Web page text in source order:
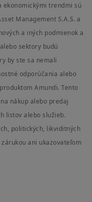
ekonomickými trendmi sú
Management S.A.S. a
a iných podmienok a
sektory budú
by ste sa nemali
odporúčania alebo
Amundi. Tento
nákup alebo predaj
listov alebo služieb.
politických, likviditných
ani ukazovateľom